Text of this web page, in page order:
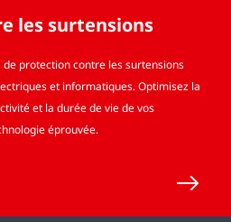
les surtensions
protection contre les surtensions
et informatiques. Optimisez la
et la durée de vie de vos
éprouvée.